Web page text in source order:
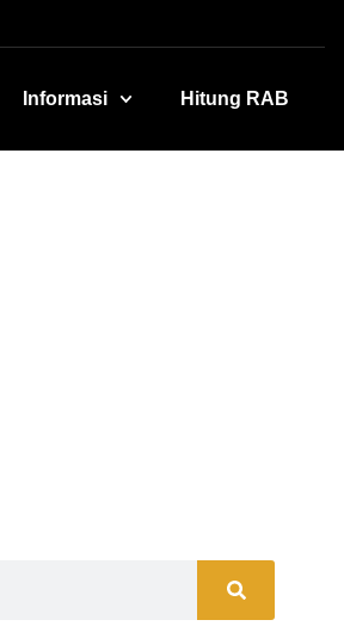
Informasi Hitung RAB